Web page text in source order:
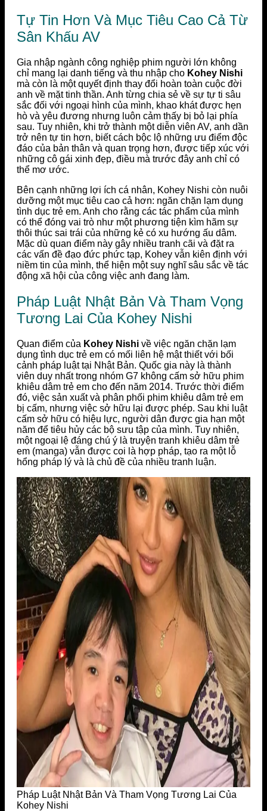
Tự Tin Hơn Và Mục Tiêu Cao Cả Từ
Sân Khấu AV
Gia nhập ngành công nghiệp phim người lớn không
chỉ mang lại danh tiếng và thu nhập cho Kohey Nishi
mà còn là một quyết định thay đổi hoàn toàn cuộc đời
anh về mặt tinh thần. Anh từng chia sẻ về sự tự ti sâu
sắc đối với ngoại hình của mình, khao khát được hẹn
hò và yêu đương nhưng luôn cảm thấy bị bỏ lại phía
sau. Tuy nhiên, khi trở thành một diễn viên AV, anh dần
trở nên tự tin hơn, biết cách bộc lộ những ưu điểm độc
đáo của bản thân và quan trọng hơn, được tiếp xúc với
những cô gái xinh đẹp, điều mà trước đây anh chỉ có
thể mơ ước.
Bên cạnh những lợi ích cá nhân, Kohey Nishi còn nuôi
dưỡng một mục tiêu cao cả hơn: ngăn chặn lạm dụng
tình dục trẻ em. Anh cho rằng các tác phẩm của mình
có thể đóng vai trò như một phương tiện kìm hãm sự
thôi thúc sai trái của những kẻ có xu hướng ấu dâm.
Mặc dù quan điểm này gây nhiều tranh cãi và đặt ra
các vấn đề đạo đức phức tạp, Kohey vẫn kiên định với
niềm tin của mình, thể hiện một suy nghĩ sâu sắc về tác
động xã hội của công việc anh đang làm.
Pháp Luật Nhật Bản Và Tham Vọng
Tương Lai Của Kohey Nishi
Quan điểm của Kohey Nishi về việc ngăn chặn lạm
dụng tình dục trẻ em có mối liên hệ mật thiết với bối
cảnh pháp luật tại Nhật Bản. Quốc gia này là thành
viên duy nhất trong nhóm G7 không cấm sở hữu phim
khiêu dâm trẻ em cho đến năm 2014. Trước thời điểm
đó, việc sản xuất và phân phối phim khiêu dâm trẻ em
bị cấm, nhưng việc sở hữu lại được phép. Sau khi luật
cấm sở hữu có hiệu lực, người dân được gia hạn một
năm để tiêu hủy các bộ sưu tập của mình. Tuy nhiên,
một ngoại lệ đáng chú ý là truyện tranh khiêu dâm trẻ
em (manga) vẫn được coi là hợp pháp, tạo ra một lỗ
hổng pháp lý và là chủ đề của nhiều tranh luận.
Pháp Luật Nhật Bản Và Tham Vọng Tương Lai Của
Kohey Nishi